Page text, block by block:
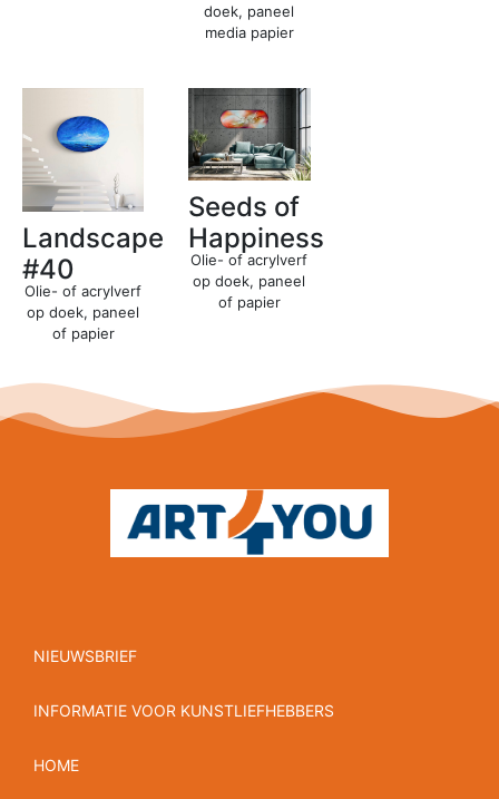
doek, paneel
media papier
Landscape
#40
Olie- of acrylverf
op doek, paneel
of papier
Seeds of
Happiness
Olie- of acrylverf
op doek, paneel
of papier
NIEUWSBRIEF
INFORMATIE VOOR KUNSTLIEFHEBBERS
HOME